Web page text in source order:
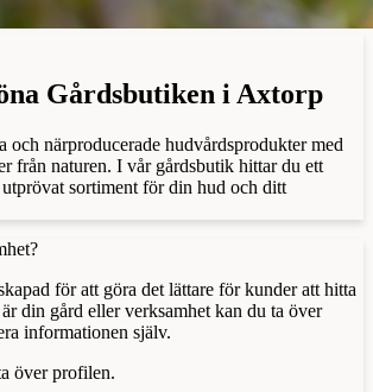
Gårdsbutiken i Axtorp
och närproducerade hudvårdsprodukter med
från naturen. I vår gårdsbutik hittar du ett
sortiment för din hud och ditt
för att göra det lättare för kunder att hitta
din gård eller verksamhet kan du ta över
informationen själv.
över profilen.